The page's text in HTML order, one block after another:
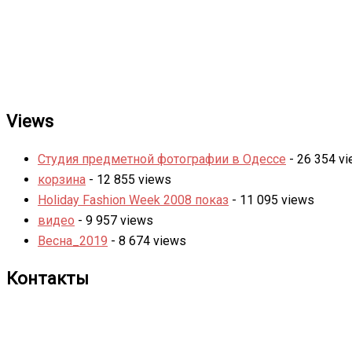
Views
Студия предметной фотографии в Одессе - 26 354
корзина - 12 855 views
Holiday Fashion Week 2008 показ - 11 095 views
видео - 9 957 views
Весна_2019 - 8 674 views
Контакты